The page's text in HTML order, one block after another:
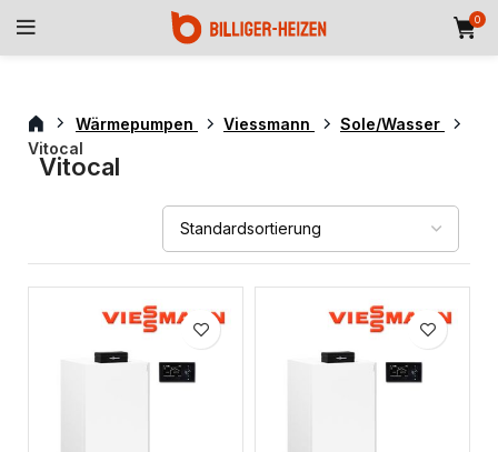
0
Wärmepumpen Viessmann
Sole/Wasser
Vitocal
Vitocal